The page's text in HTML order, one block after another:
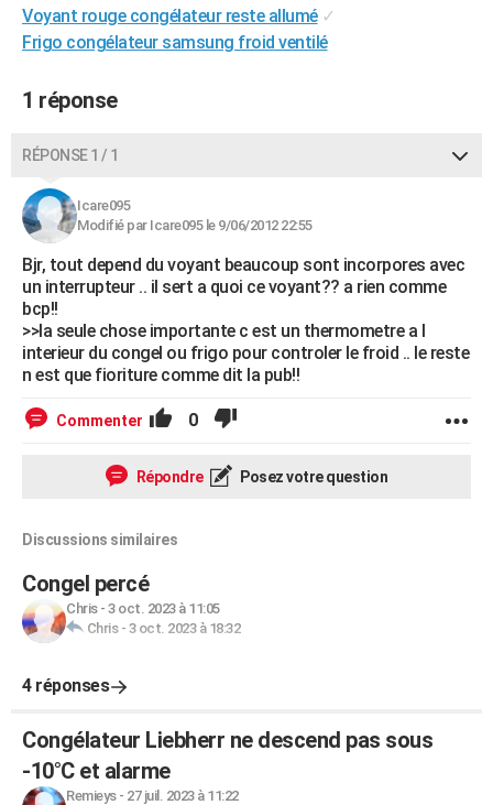
Destinations
City break
Voyage nature
Voyage de noces
Forum
Climat
+PHOTO
BONS PLANS
CARTE DE VOEUX
Carte de Noël
Carte Bonne année
Carte Saint-Valentin
Carte Pâques
Carte d'anniversaire
DICTIONNAIRE
Dictionnaire
Biographies
Citations
Expressions
Proverbes
COPAINS D'AVANT
S'inscrire
Se connecter
Lycées
Collèges
Primaires
Universités
Entreprises
Service militaire
Avis de recherche
AVIS DE DÉCÈS
FORUM
Bricolage
Lifestyle
Culture
Sport
Auto
Television
Voyage
Cinema
Voyant rouge congélateur reste allumé ✓
Frigo congélateur samsung froid ventilé
1 réponse
RÉPONSE 1 / 1
Icare095
Modifié par Icare095 le 9/06/2012 22:55
Bjr, tout depend du voyant beaucoup sont incorpores avec
un interrupteur .. il sert a quoi ce voyant?? a rien comme
bcp!!
>>la seule chose importante c est un thermometre a l
interieur du congel ou frigo pour controler le froid .. le reste
n est que fioriture comme dit la pub!!
Commenter 0
Répondre Posez votre question
Discussions similaires
Congel percé
Chris- 3 oct. 2023 à 11:05
Chris- 3 oct. 2023 à 18:32
4 réponses
Congélateur Liebherr ne descend pas sous
-10°C et alarme
Remieys- 27 juil. 2023 à 11:22